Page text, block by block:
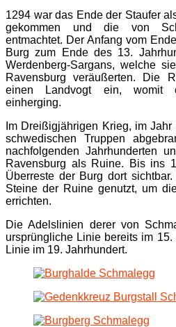
1294 war das Ende der Staufer
gekommen und die von
entmachtet. Der Anfang vom
Burg zum Ende des 13.
Werdenberg-Sargans, welche
Ravensburg veräußerten. Die
einen Landvogt ein, womit
einherging.
Im Dreißigjährigen Krieg, im
schwedischen Truppen
nachfolgenden Jahrhunderten
Ravensburg als Ruine. Bis ins
Überreste der Burg dort
Steine der Ruine genutzt, um
errichten.
Die Adelslinien derer von
ursprüngliche Linie bereits im
Linie im 19. Jahrhundert.